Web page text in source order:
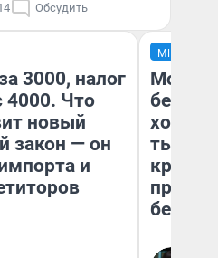
Обсудить
3000, налог
4000. Что
новый
закон — он
и
МНЕНИЕ
Мой
хотела
тысяч,